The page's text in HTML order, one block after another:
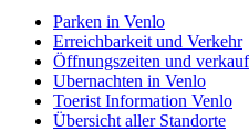
Parken in Venlo
Erreichbarkeit und Verkehr
Öffnungszeiten und
Ubernachten in Venlo
Toerist Information Venlo
Übersicht aller Standorte